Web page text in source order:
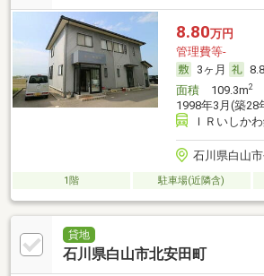
8.80万円
管理費等-
3ヶ月
面積109.3m2
1998年3月(築28
ＩＲいしか
石川県白山
1階 駐車場(近隣含)
貸地
石川県白山市北安田町